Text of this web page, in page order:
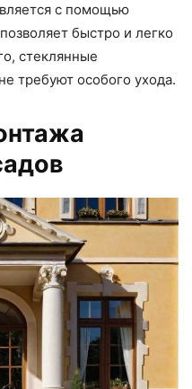
с помощью
быстро и легко
стеклянные
требуют особого ухода.